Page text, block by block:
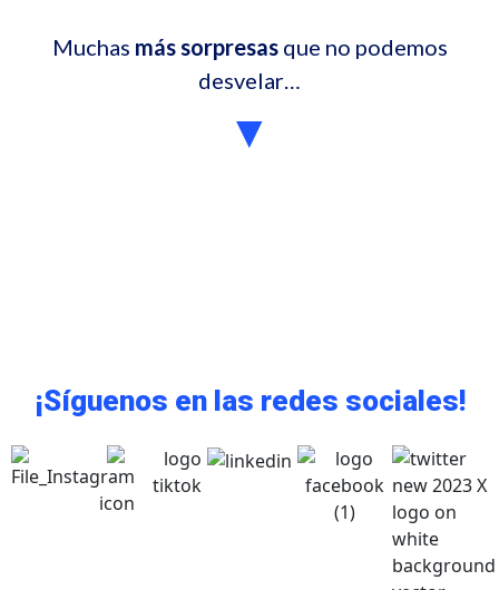
Muchas más sorpresasque no podemos
desvelar…
▼
¡Síguenos en las redes sociales!